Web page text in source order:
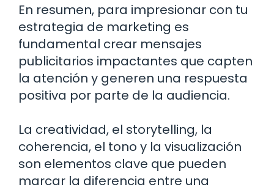
En resumen, para impresionar con tu
estrategia de marketing es
fundamental crear mensajes
publicitarios impactantes que capten
la atención y generen una respuesta
positiva por parte de la audiencia.
La creatividad, el storytelling, la
coherencia, el tono y la visualización
son elementos clave que pueden
marcar la diferencia entre una